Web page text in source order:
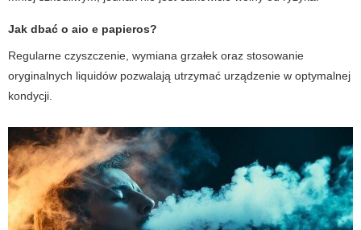
Jak dbać o aio e papieros?
Regularne czyszczenie, wymiana grzałek oraz stosowanie
oryginalnych liquidów pozwalają utrzymać urządzenie w optymalnej
kondycji.